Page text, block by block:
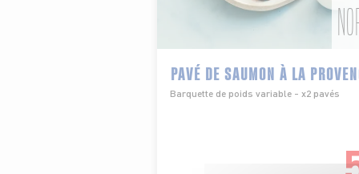
PAVÉ DE SAUMON À LA
Barquette de poids variable - x2 pavés